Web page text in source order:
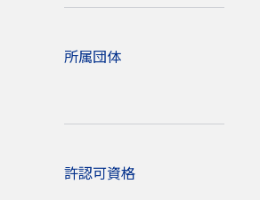
所属団体
許認可資格